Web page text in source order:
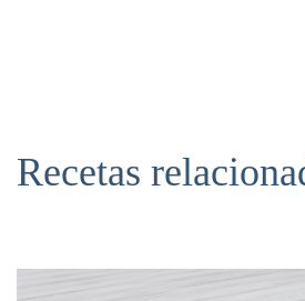
Recetas